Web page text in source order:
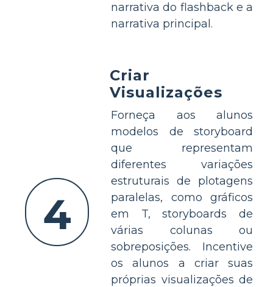
narrativa do flashback e a
narrativa principal.
4
Criar
Visualizações
Forneça aos alunos
modelos de storyboard
que representam
diferentes variações
estruturais de plotagens
paralelas, como gráficos
em T, storyboards de
várias colunas ou
sobreposições. Incentive
os alunos a criar suas
próprias visualizações de